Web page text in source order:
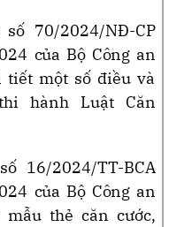
70/2024/NĐ-CP
của Bộ Công an
tiết một số điều và
hành Luật Căn
16/2024/TT-BCA
của Bộ Công an
thẻ căn cước,